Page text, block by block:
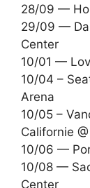
28/09 —
29/09 —
Center
10/01 —
10/04 –
Arena
10/05 –
Californie
10/06 —
10/08 —
Center